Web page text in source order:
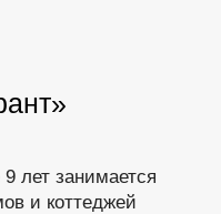
лет занимается
и коттеджей